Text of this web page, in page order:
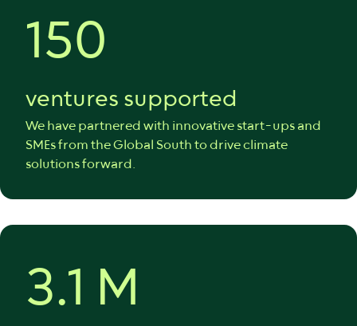
150
ventures supported
We have partnered with innovative start-ups and
SMEs from the Global South to drive climate
solutions forward.
3.1 M